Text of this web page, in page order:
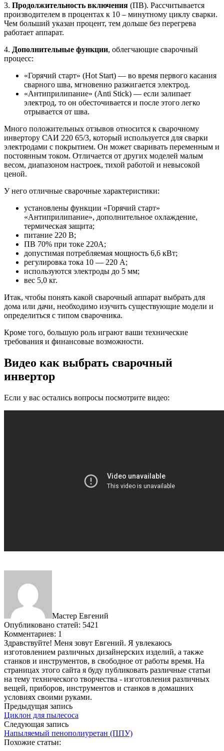
3. Продолжительность включения (ПВ). Рассчитывается
производителем в процентах к 10 – минутному циклу сварки.
Чем больший указан процент, тем дольше без перегрева
работает аппарат.
4. Дополнительные функции, облегчающие сварочный
процесс:
«Горячий старт» (Hot Start) ― во время первого касания
сварного шва, мгновенно разжигается электрод.
«Антиприлипание» (Anti Stick) ― если залипает
электрод, то он обесточивается и после этого легко
отрывается от шва.
Много положительных отзывов относится к сварочному
инвертору САИ 220 65/3, который используется для сварки
электродами с покрытием. Он может сваривать переменным и
постоянным током. Отличается от других моделей малым
весом, диапазоном настроек, тихой работой и невысокой
ценой.
У него отличные сварочные характеристики:
установлены функции «Горячий старт»
«Антиприлипание», дополнительное охлаждение,
термическая защита;
питание 220 В;
ПВ 70% при токе 220А;
допустимая потребляемая мощность 6,6 кВт;
регулировка тока 10 ― 220 А;
используются электроды до 5 мм;
вес 5,0 кг.
Итак, чтобы понять какой сварочный аппарат выбрать для
дома или дачи, необходимо изучить существующие модели и
определиться с типом сварочника.
Кроме того, большую роль играют ваши технические
требования и финансовые возможности.
Видео как выбрать сварочный
инвертор
Если у вас остались вопросы посмотрите видео:
Мастер Евгений
Опубликовано статей: 5421
Комментариев: 1
Здравствуйте! Меня зовут Евгений. Я увлекаюсь
изготовлением различных дизайнерских изделий, а также
станков и инструментов, в свободное от работы время. На
страницах этого сайта я буду публиковать различные статьи
на тему технического творчества - изготовления различных
вещей, приборов, инструментов и станков в домашних
условиях своими руками.
Предыдущая запись
Циклон для пылесоса
Следующая запись
Напыляемый пенополиуретан (ППУ)
Похожие статьи: